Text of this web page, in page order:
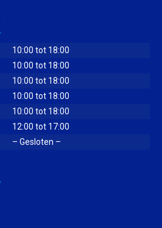
10:00 tot 18:00
10:00 tot 18:00
10:00 tot 18:00
10:00 tot 18:00
10:00 tot 18:00
12:00 tot 17:00
– Gesloten –